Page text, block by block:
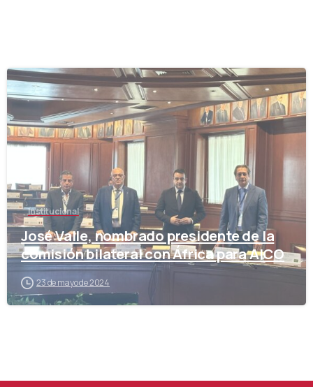
-
Institucional
José Valle, nombrado presidente de la
comisión bilateral con África para AICO
23 de mayo de 2024